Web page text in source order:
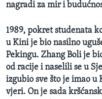
nagradi za mir i
1989, pokret studenata
u Kini je bio nasilno
Pekingu. Zhang Boli je
od racije i naselili se u
izgubio sve što je imao u
vjeri. On je sada